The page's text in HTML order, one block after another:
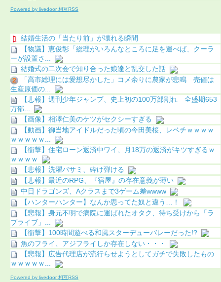
Powered by livedoor 相互RSS
結婚生活の「当たり前」が壊れる瞬間
【物議】恵俊彰「総理がいろんなところに足を運べば、クーラ
ーが設置さ...
結婚式の二次会で知り合った娘達と乱交した話
「高市総理には愛想尽かした」コメ余りに農家が悲鳴 売値は
生産原価の...
【悲報】週刊少年ジャンプ、史上初の100万部割れ 全盛期653
万部...
【画像】相澤仁美のケツがセクシーすぎる
【動画】御当地アイドルだった頃の今田美桜、レベチｗｗｗｗ
ｗｗｗｗｗ...
【衝撃】住宅ローン返済中ワイ、月18万の返済がキツすぎるｗ
ｗｗｗｗ
【悲報】洗濯バサミ、砕け弾ける
【悲報】最近のRPG、『宿屋』の存在意義が薄い
中日ドラゴンズ、Aクラスまで3ゲーム差wwww
【ハンターハンター】なんか思ってた奴と違う…！
【悲報】身元不明で病院に運ばれたオタク、待ち受けから「ラ
ブライブ」...
【衝撃】100時間遊べる和風スターデューバレーだった!?
魚のフライ、アジフライしか存在しない・・・
【悲報】広告代理店が流行らせようとしてガチで失敗したもの
ｗｗｗｗｗ...
Powered by livedoor 相互RSS